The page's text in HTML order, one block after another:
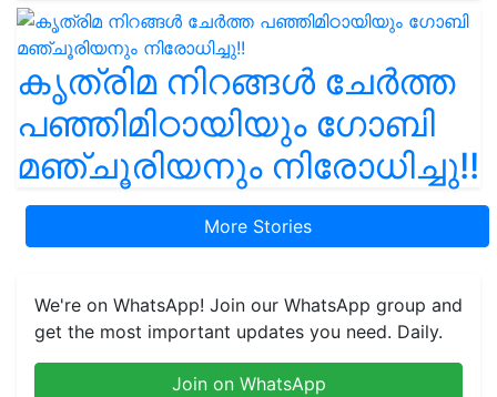
കൃത്രിമ നിറങ്ങൾ ചേർത്ത
പഞ്ഞിമിഠായിയും ഗോബി
മഞ്ചൂരിയനും നിരോധിച്ചു!!
More Stories
We're on WhatsApp! Join our WhatsApp group and
get the most important updates you need. Daily.
Join on WhatsApp